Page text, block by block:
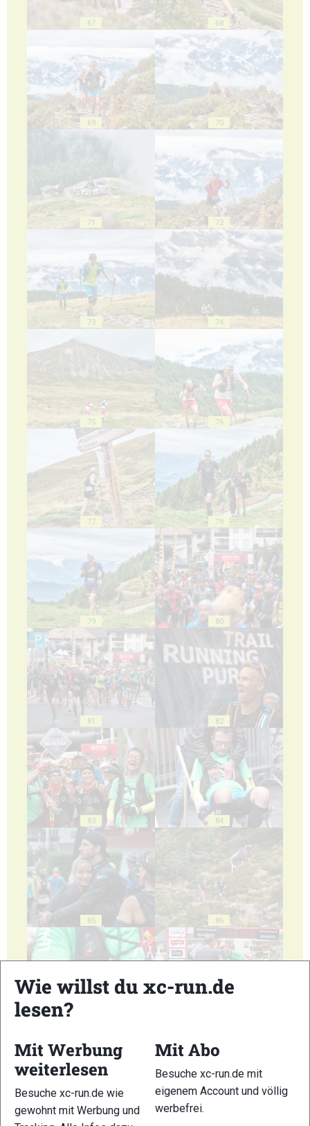
67 68
69 70
71 72
73 74
75 76
77 78
79 80
81 82
83 84
85 86
Wie willst du xc-run.de
lesen?
Mit Werbung
weiterlesen
Besuche xc-run.de wie
gewohnt mit Werbung und
Mit Abo
Besuche xc-run.de mit
eigenem Account und völlig
werbefrei.